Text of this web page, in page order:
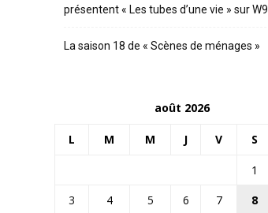
présentent « Les tubes d’une vie » sur W9
La saison 18 de « Scènes de ménages »
août 2026
L M M J V S
1
3
4 5 6 7 8